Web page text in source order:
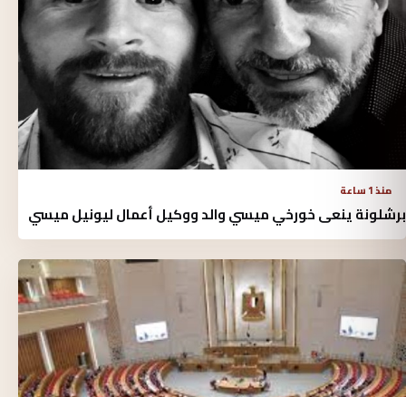
منذ 1 ساعة
برشلونة ينعى خورخي ميسي والد ووكيل أعمال ليونيل ميسي